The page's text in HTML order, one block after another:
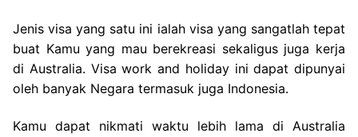
Jenis visa yang satu ini ialah visa yang sangatlah tepat
buat Kamu yang mau berekreasi sekaligus juga kerja
di Australia. Visa work and holiday ini dapat dipunyai
oleh banyak Negara termasuk juga Indonesia.
Kamu dapat nikmati waktu lebih lama di Australia